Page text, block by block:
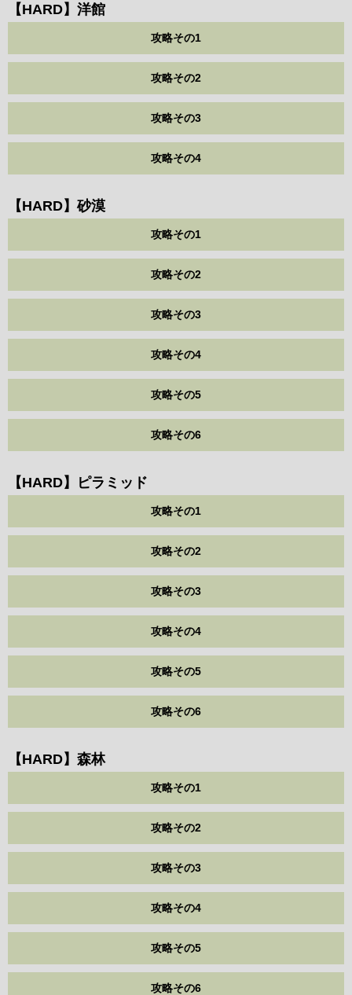
【HARD】洋館
攻略その1
攻略その2
攻略その3
攻略その4
【HARD】砂漠
攻略その1
攻略その2
攻略その3
攻略その4
攻略その5
攻略その6
【HARD】ピラミッド
攻略その1
攻略その2
攻略その3
攻略その4
攻略その5
攻略その6
【HARD】森林
攻略その1
攻略その2
攻略その3
攻略その4
攻略その5
攻略その6